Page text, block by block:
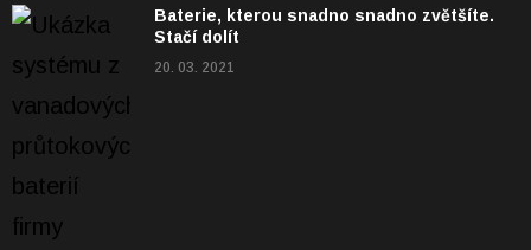
Baterie, kterou snadno snadno zvětšíte.
Stačí dolít
20. 03. 2021